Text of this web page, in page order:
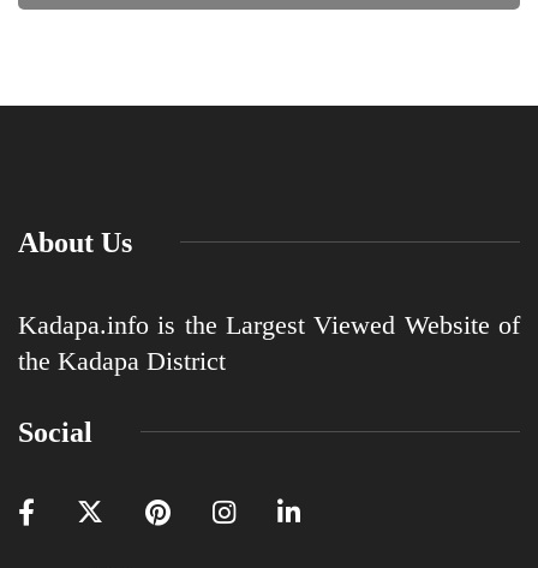
About Us
Kadapa.info is the Largest Viewed Website of
the Kadapa District
Social